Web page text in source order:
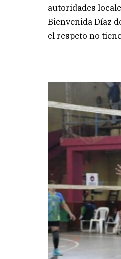
autoridades
Bienvenida Díaz
el respeto no